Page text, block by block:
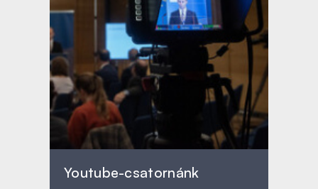
Youtube-csatornánk